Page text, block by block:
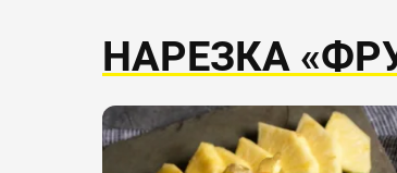
НАРЕЗКА